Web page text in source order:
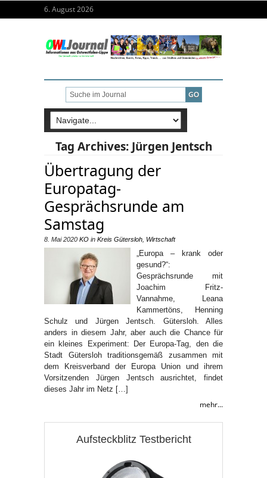
6. August 2026
Tag Archives: Jürgen Jentsch
Übertragung der
Europatag-
Gesprächsrunde am
Samstag
8. Mai 2020 KO in Kreis Gütersloh Wirtschaft
„Europa – krank oder
gesund?“:
Gesprächsrunde mit
Joachim Fritz-
Vannahme, Leana
Kammertöns, Henning
Schulz und Jürgen Jentsch. Gütersloh. Alles
anders in diesem Jahr, aber auch die Chance für
ein kleines Experiment: Der Europa-Tag, den die
Stadt Gütersloh traditionsgemäß zusammen mit
dem Kreisverband der Europa Union und ihrem
Vorsitzenden Jürgen Jentsch ausrichtet, findet
dieses Jahr im Netz […]
mehr...
Aufsteckblitz Testbericht